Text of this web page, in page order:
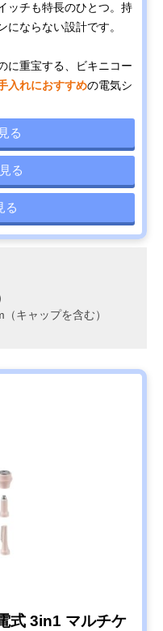
ッチも特長のひとつ。持
ならない設計です。
に重宝する、ビキニコー
入れにおすすめの電気シ
る
る
る
キャップを含む）
式 3in1 マルチケ